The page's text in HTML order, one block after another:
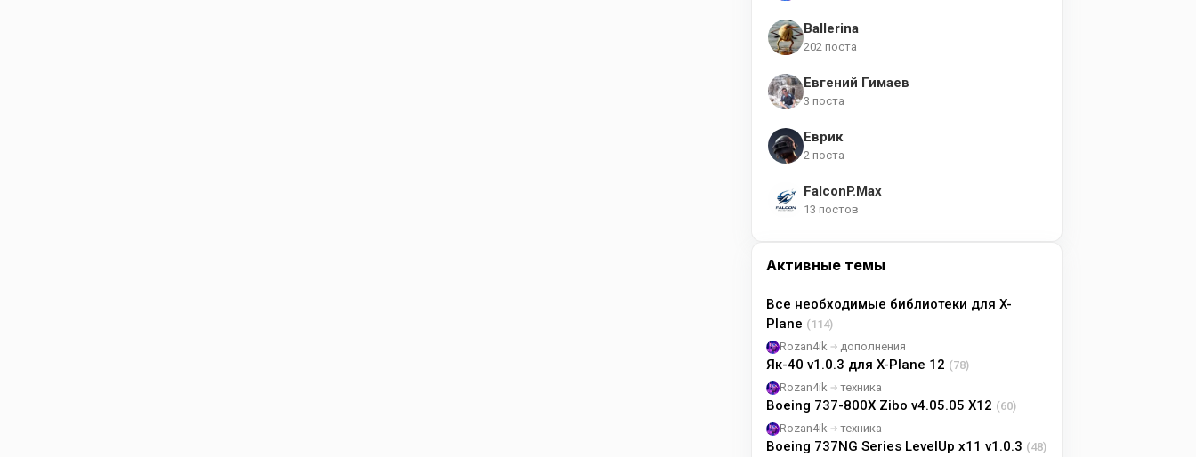
Ballerina
202 поста
Евгений Гимаев
3 поста
Еврик
2 поста
FalconP.Max
13 постов
Активные темы
Все необходимые библиотеки для X-
Plane (114)
Rozan4ik
дополнения
Як-40 v1.0.3 для X-Plane 12 (78)
Rozan4ik
техника
Boeing 737-800X Zibo v4.05.05 X12 (60)
Rozan4ik
техника
Boeing 737NG Series LevelUp x11 v1.0.3 (48)